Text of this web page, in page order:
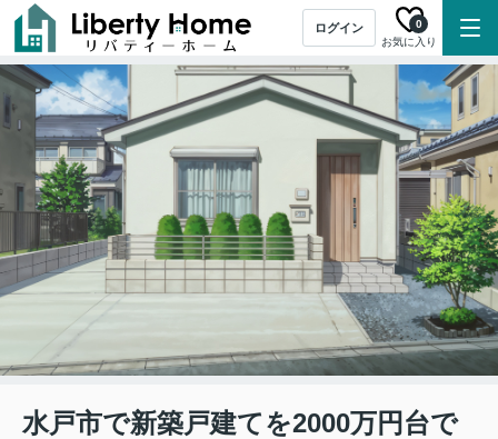
ログイン
お気に入り
0
水戸市で新築戸建てを2000万円台で